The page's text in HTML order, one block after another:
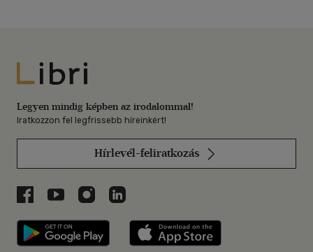
Libri
Legyen mindig képben az irodalommal!
Iratkozzon fel legfrissebb híreinkért!
Hírlevél-feliratkozás
Libri a Facebookon
Libri a Youtube-on
Libri az Instagramon
Libri a LinkedInen
Libri applikáció Szerezd meg: Google